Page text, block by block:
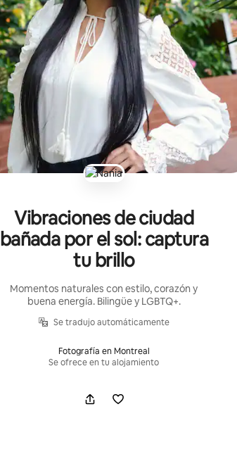
Vibraciones de ciudad
bañada por el sol: captura
tu brillo
Momentos naturales con estilo, corazón y
buena energía. Bilingüe y LGBTQ+.
Se tradujo automáticamente
Fotografía en Montreal
Se ofrece en tu alojamiento